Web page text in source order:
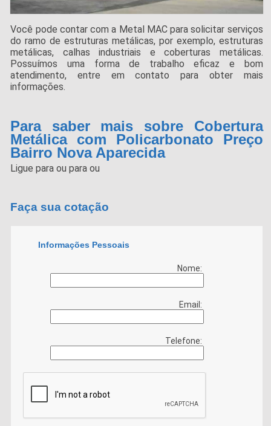
Você pode contar com a Metal MAC para solicitar serviços
do ramo de estruturas metálicas, por exemplo, estruturas
metálicas, calhas industriais e coberturas metálicas.
Possuímos uma forma de trabalho eficaz e bom
atendimento, entre em contato para obter mais
informações.
Para saber mais sobre Cobertura
Metálica com Policarbonato Preço
Bairro Nova Aparecida
Ligue paraou paraou
Faça sua cotação
Informações Pessoais
Nome:
Email:
Telefone: